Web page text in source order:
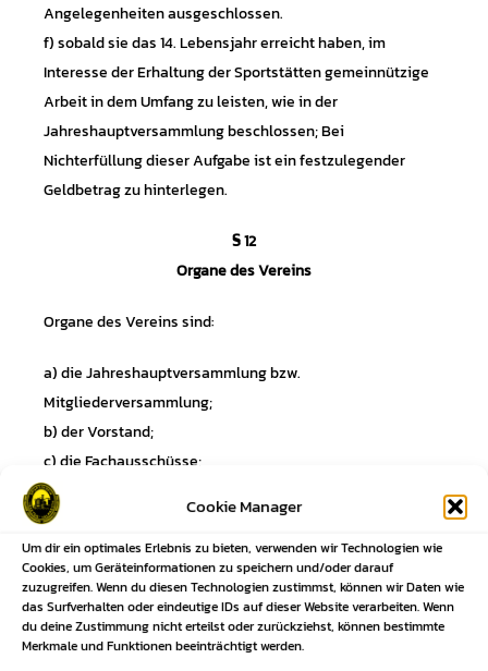
Cookie Manager
Um dir ein optimales Erlebnis zu bieten, verwenden wir Technologien wie
Cookies, um Geräteinformationen zu speichern und/oder darauf
zuzugreifen. Wenn du diesen Technologien zustimmst, können wir Daten wie
das Surfverhalten oder eindeutige IDs auf dieser Website verarbeiten. Wenn
du deine Zustimmung nicht erteilst oder zurückziehst, können bestimmte
Merkmale und Funktionen beeinträchtigt werden.
Angelegenheiten ausgeschlossen.
f) sobald sie das 14. Lebensjahr erreicht haben, im
Interesse der Erhaltung der Sportstätten gemeinnützige
Arbeit in dem Umfang zu leisten, wie in der
Jahreshauptversammlung beschlossen; Bei
Nichterfüllung dieser Aufgabe ist ein festzulegender
Geldbetrag zu hinterlegen.
§ 12
Organe des Vereins
Organe des Vereins sind:
a) die Jahreshauptversammlung bzw.
Mitgliederversammlung;
b) der Vorstand;
c) die Fachausschüsse;
d) der Ehrenrat (Der Vorstand hat die Aufgabe, für die
Bildung des Ehrenrates zusorgen oder der Vorstand
nimmt die Aufgabe des Ehrenrates wahr.);
Mitgliederversammlung